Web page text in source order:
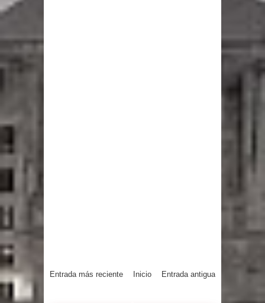
Entrada más reciente Entrada antigua
Inicio